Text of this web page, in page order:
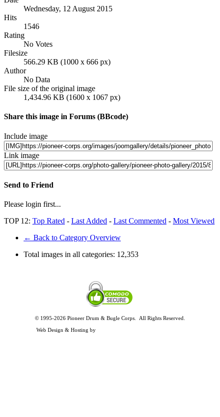
Wednesday, 12 August 2015
Hits
1546
Rating
No Votes
Filesize
566.29 KB (1000 x 666 px)
Author
No Data
File size of the original image
1,434.96 KB (1600 x 1067 px)
Share this image in Forums (BBcode)
Include image
Link image
Send to Friend
Please login first...
TOP 12: Top Rated - Last Added - Last Commented - Most Viewed
← Back to Category Overview
Total images in all categories: 12,353
© 1995-2026 Pioneer Drum & Bugle Corps. All Rights Reserved.
Web Design & Hosting by